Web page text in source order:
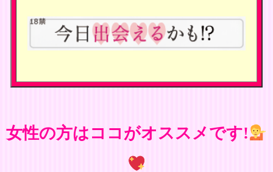
女性の方はココがオススメです!